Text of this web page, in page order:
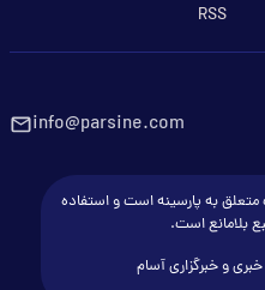
RSS
info@parsine.com
به پارسینه است و استفاده
بلامانع است.
و خبرگزاری آسام